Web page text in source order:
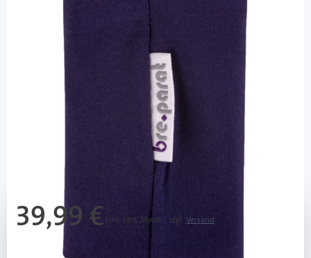
bre.parat Armbinde 18 - 20 cm
dunkelblau - für Sensor / 2 Stück
PZN: 11552814 / Diashop.de Kat.-Nr.
Lieferzeit 3-7 Werktage
Besonderheiten
Schutz für den Pod oder den Sensor
39,99 €Inkl. 19% Mwst. ,zzgl. Versand
Rezeptart wählen